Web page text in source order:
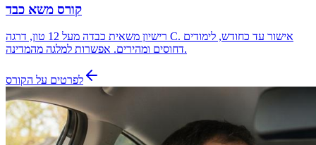
קורס משא כבד
רישיון משאית כבדה מעל 12 טון, דרגה C. אישור עד כחודש, לימודים
דחוסים ומהירים. אפשרות למלגה מהמדינה.
לפרטים על הקורס